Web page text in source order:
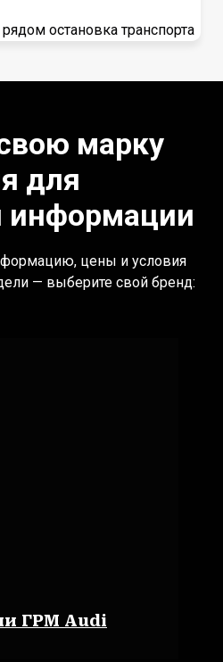
остановка транспорта
марку
для
информации
цены и условия
— выберите свой бренд:
ГРМ Audi